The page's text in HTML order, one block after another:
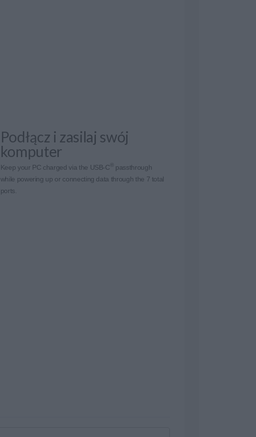
Podłącz i zasilaj swój
komputer
Keep your PC charged via the USB-C ® passthrough
while powering up or connecting data through the 7 total
ports.